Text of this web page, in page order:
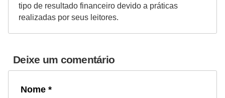
tipo de resultado financeiro devido a práticas
realizadas por seus leitores.
Deixe um comentário
Nome *